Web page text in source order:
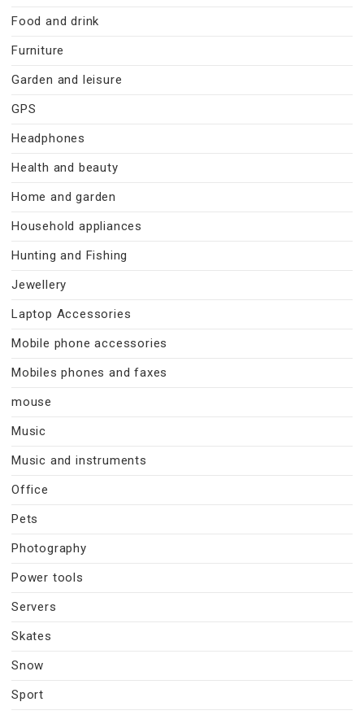
Food and drink
Furniture
Garden and leisure
GPS
Headphones
Health and beauty
Home and garden
Household appliances
Hunting and Fishing
Jewellery
Laptop Accessories
Mobile phone accessories
Mobiles phones and faxes
mouse
Music
Music and instruments
Office
Pets
Photography
Power tools
Servers
Skates
Snow
Sport